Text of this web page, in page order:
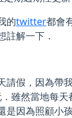
的twitter都會
註解一下．
請假，因為帶
雖然當地每天
是因為照顧小